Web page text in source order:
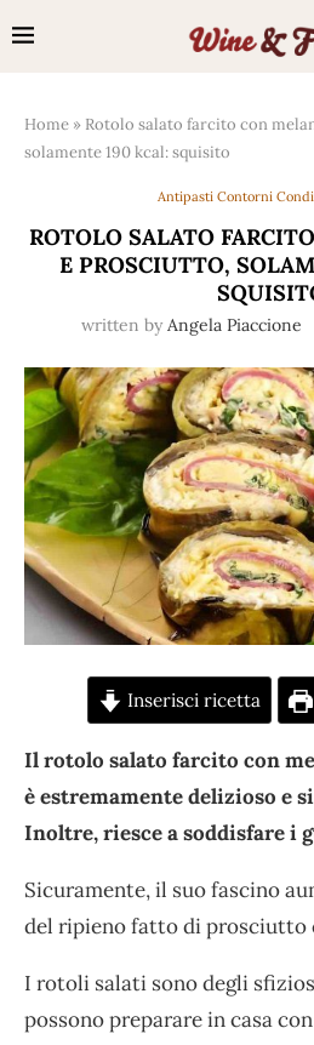
Home » Rotolo salato farcito con
solamente 190 kcal: squisito
Antipasti Contorni
ROTOLO SALATO
E PROSCIUTTO,
written by Angela Piaccione
Inserisci ricetta
Il rotolo salato farcito con
è estremamente delizioso e
Inoltre, riesce a soddisfare i
Sicuramente, il suo fascino
del ripieno fatto di prosciutto
I rotoli salati sono degli
possono preparare in casa